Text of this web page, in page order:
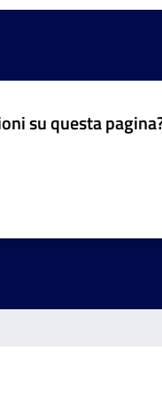
su questa